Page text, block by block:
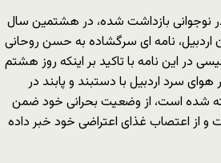
نوجوانی بازداشت شده، در هشتمین سال
نامه ای سرگشاده به حسن روحانی
در این نامه با تاکید بر اینکه روز هشتم
۱۴ ساعت در هوای سرد اردبیل با دستبند و پابند در
شده است، از وضعیت بحرانی خود ضمن
از اعتصاب غذای اعتراضی خود خبر داده